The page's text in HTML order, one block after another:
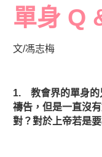
單身 Q
文/馮志梅
1. 教會界的單身的
禱告，但是一直沒
對？對於上帝若是